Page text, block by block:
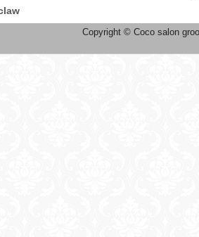
Copyright © Coco salon